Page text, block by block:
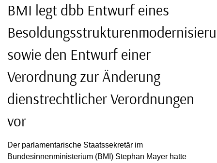
BMI legt dbb Entwurf eines
sowie den Entwurf einer
Verordnung zur Änderung
dienstrechtlicher Verordnungen
vor
Der parlamentarische Staatssekretär im
Bundesinnenministerium (BMI) Stephan Mayer hatte